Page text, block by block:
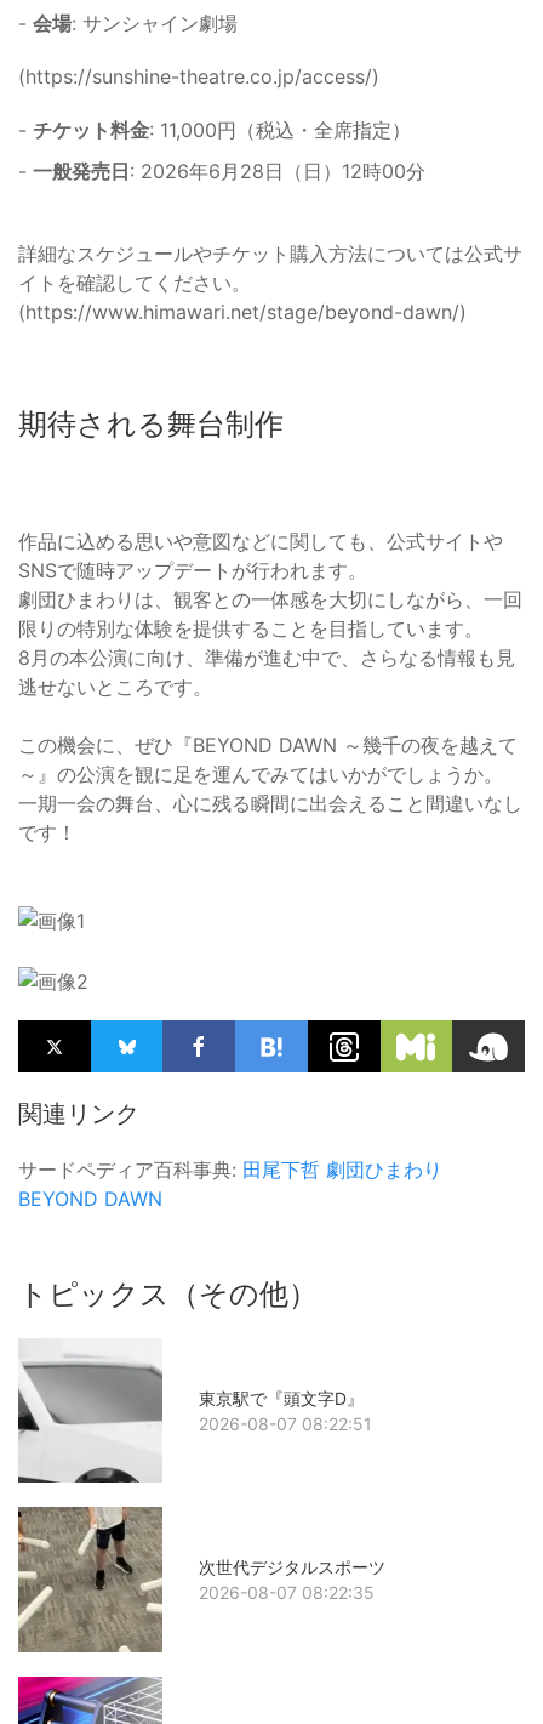
- 会場: サンシャイン劇場
(https://sunshine-theatre.co.jp/access/)
- チケット料金: 11,000円（税込・全席指定）
- 一般発売日: 2026年6月28日（日）12時00分
詳細なスケジュールやチケット購入方法については公式サ
イトを確認してください。
(https://www.himawari.net/stage/beyond-dawn/)
期待される舞台制作
作品に込める思いや意図などに関しても、公式サイトや
SNSで随時アップデートが行われます。
劇団ひまわりは、観客との一体感を大切にしながら、一回
限りの特別な体験を提供することを目指しています。
8月の本公演に向け、準備が進む中で、さらなる情報も見
逃せないところです。
この機会に、ぜひ『BEYOND DAWN ～幾千の夜を越えて
～』の公演を観に足を運んでみてはいかがでしょうか。
一期一会の舞台、心に残る瞬間に出会えること間違いなし
です！
関連リンク
サードペディア百科事典: 田尾下哲 劇団ひまわり
BEYOND DAWN
トピックス（その他）
東京駅で『頭文字D』
2026-08-07 08:22:51
次世代デジタルスポーツ
2026-08-07 08:22:35